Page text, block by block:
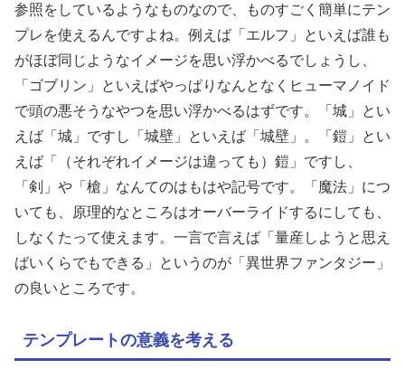
参照をしているようなものなので、ものすごく簡単にテン
プレを使えるんですよね。例えば「エルフ」といえば誰も
がほぼ同じようなイメージを思い浮かべるでしょうし、
「ゴブリン」といえばやっぱりなんとなくヒューマノイド
で頭の悪そうなやつを思い浮かべるはずです。「城」とい
えば「城」ですし「城壁」といえば「城壁」。「鎧」とい
えば「（それぞれイメージは違っても）鎧」ですし、
「剣」や「槍」なんてのはもはや記号です。「魔法」につ
いても、原理的なところはオーバーライドするにしても、
しなくたって使えます。一言で言えば「量産しようと思え
ばいくらでもできる」というのが「異世界ファンタジー」
の良いところです。
テンプレートの意義を考える